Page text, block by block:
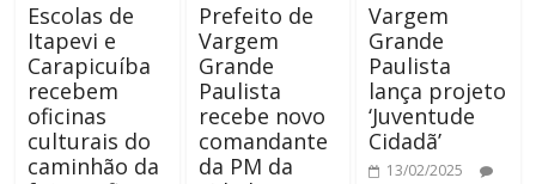
Escolas de
Itapevi e
Carapicuíba
recebem
oficinas
culturais do
caminhão da
Prefeito de
Vargem
Grande
Paulista
recebe novo
comandante
da PM da
Vargem
Grande
Paulista
lança projeto
‘Juventude
Cidadã’
13/02/2025